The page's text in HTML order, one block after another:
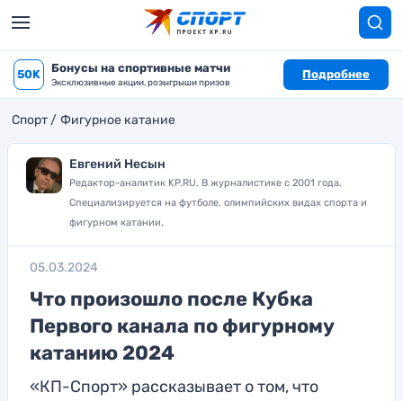
50K Бонусы на спортивные матчи
Эксклюзивные акции, розыгрыши призов
Подробнее
Спорт Фигурное катание
Евгений Несын
Редактор-аналитик KP.RU. В журналистике с 2001 года.
Специализируется на футболе, олимпийских видах спорта и
фигурном катании.
05.03.2024
Что произошло после Кубка
Первого канала по фигурному
катанию 2024
«КП-Спорт» рассказывает о том, что